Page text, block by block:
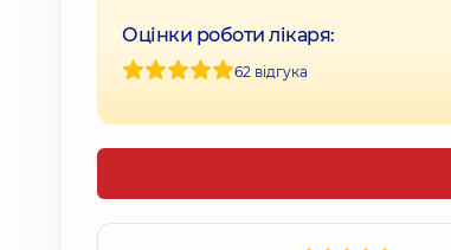
Оцінки роботи лікаря:
62 відгука